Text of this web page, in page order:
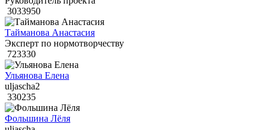
3033950
Тайманова Анастасия
Эксперт по нормотворчеству
723330
Ульянова Елена
uljascha2
330235
Фольшина Лёля